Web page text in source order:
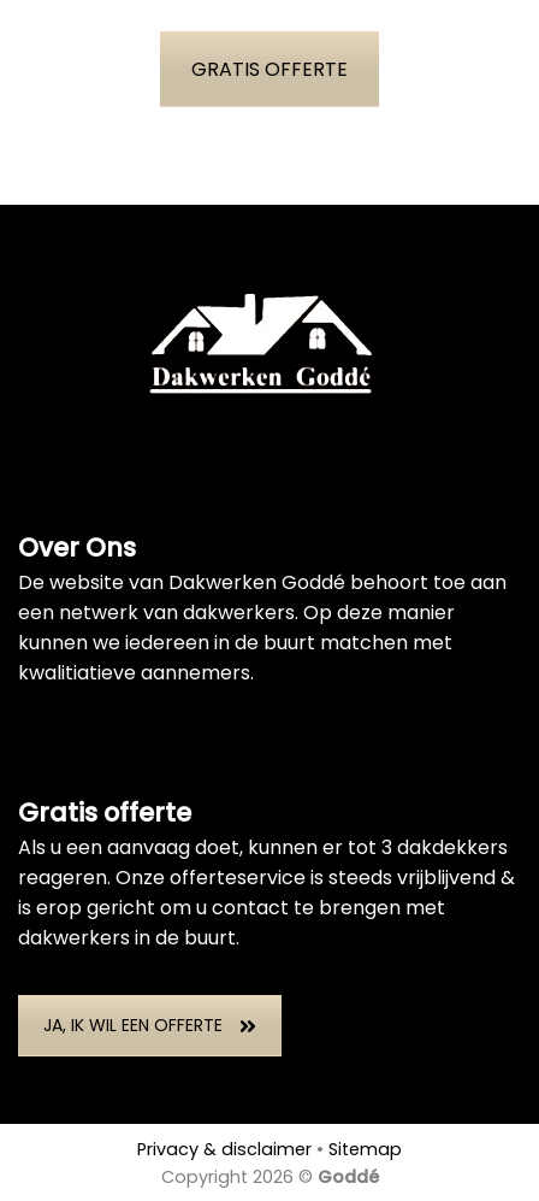
GRATIS OFFERTE
Over Ons
De website van Dakwerken Goddé behoort toe aan
een netwerk van dakwerkers. Op deze manier
kunnen we iedereen in de buurt matchen met
kwalitiatieve aannemers.
Gratis offerte
Als u een aanvaag doet, kunnen er tot 3 dakdekkers
reageren. Onze offerteservice is steeds vrijblijvend &
is erop gericht om u contact te brengen met
dakwerkers in de buurt.
JA, IK WIL EEN OFFERTE
Privacy & disclaimer • Sitemap
Copyright 2026 © Goddé